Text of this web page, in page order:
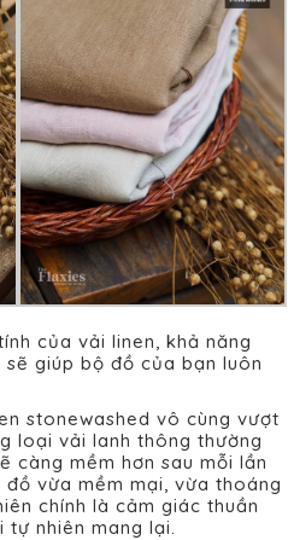
của vải linen, khả năng
giúp bộ đồ của bạn luôn
stonewashed vô cùng vượt
loại vải lanh thông thường
càng mềm hơn sau mỗi lần
vừa mềm mại, vừa thoáng
chính là cảm giác thuần
nhiên mang lại.